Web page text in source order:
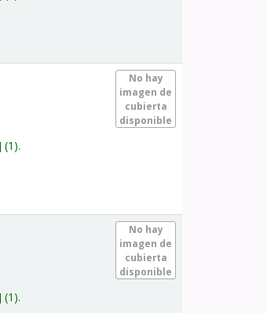
No hay
imagen de
cubierta
disponible
(1).
No hay
imagen de
cubierta
disponible
(1).